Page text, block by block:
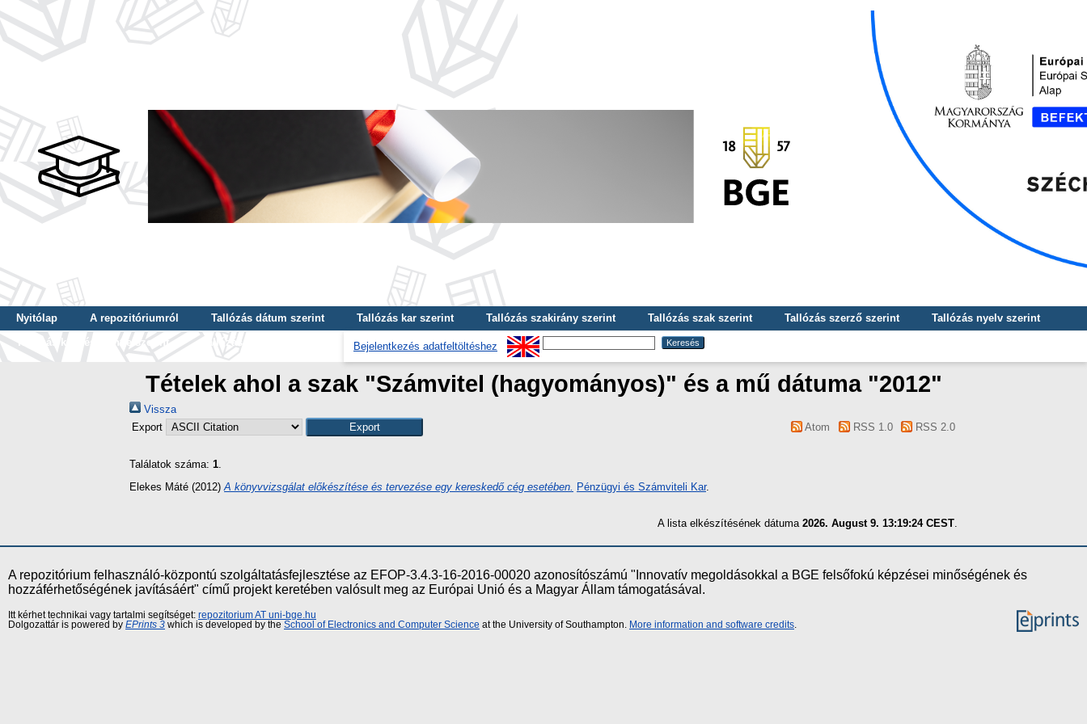
Nyitólap A repozitóriumról Tallózás dátum szerint Tallózás kar szerint Tallózás szakirány szerint Tallózás szak szerint Tallózás szerző szerint
Tallózás nyelv szerint
Tallózás képzés szintje szerint
Tallózás kulcsszó szerint Bejelentkezés adatfeltöltéshez
Tételek ahol a szak "Számvitel (hagyományos)" és a mű dátuma "2012"
Vissza
Export
Atom RSS 1.0 RSS 2.0
Találatok száma: 1.
Elekes Máté (2012) A könyvvizsgálat előkészítése és tervezése egy kereskedő cég esetében. Pénzügyi és Számviteli Kar.
A lista elkészítésének dátuma 2026. August 9. 13:19:24 CEST
A repozitórium felhasználó-központú szolgáltatásfejlesztése az EFOP-3.4.3-16-2016-00020 azonosítószámú "Innovatív megoldásokkal a BGE felsőfokú képzései minőségének és
hozzáférhetőségének javításáért" című projekt keretében valósult meg az Európai Unió és a Magyar Állam támogatásával.
Itt kérhet technikai vagy tartalmi segítséget: repozitorium AT uni-bge.hu
Dolgozattár is powered by EPrints 3 which is developed by the School of Electronics and Computer Science at the University of Southampton. More information and software credits